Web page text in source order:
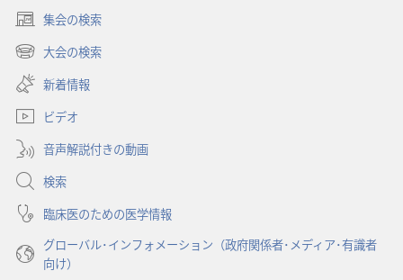
集会の検索
（新
し
タ
で
開
く）
大会の検索
（新
し
い
タ
ブ
で
開
く）
新着情報
ビデオ
音声解説付きの動画
検索
臨床医のための医学情報
グローバル･インフォメーション（政府関係者･メディア･有識者
向け）